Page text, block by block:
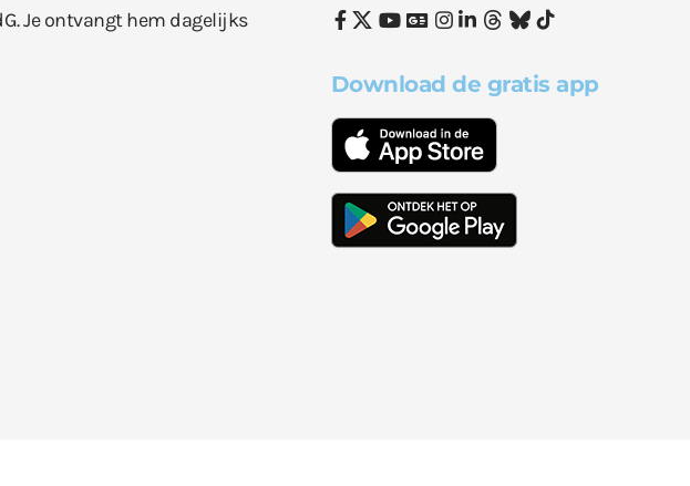
Je ontvangt hem dagelijks
Download de gratis app